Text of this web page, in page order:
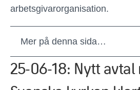
arbetsgivarorganisation.
Mer på denna sida…
25-06-18: Nytt avtal